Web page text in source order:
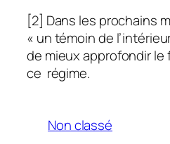
[2] Dans les prochains
« un témoin de
de mieux approfondir
ce régime.
Non classé